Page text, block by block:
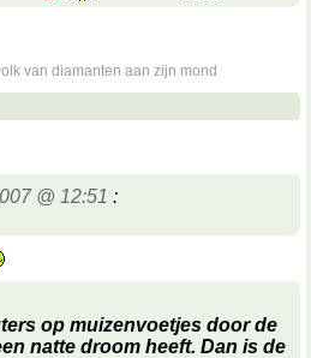
van diamanten aan zijn mond
@ 12:51 :
op muizenvoetjes door de
natte droom heeft. Dan is de